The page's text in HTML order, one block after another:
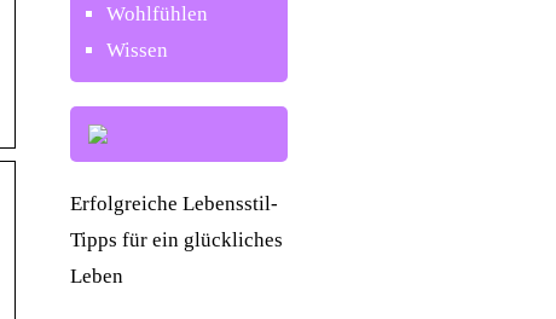
Wohlfühlen
Wissen
Erfolgreiche Lebensstil-
Tipps für ein glückliches
Leben